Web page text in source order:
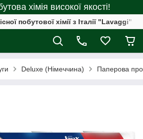
хімія високої якості!
побутової хімії з Італії "Lavaggi"
Deluxe (Німеччина) Паперова